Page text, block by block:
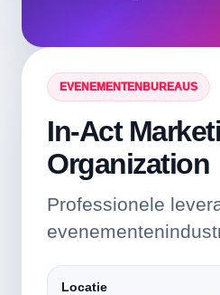
EVENEMENTENBUREAUS
In-Act
Organization
Professionele
Locatie